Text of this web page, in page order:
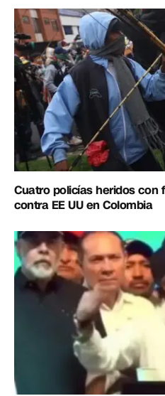
Cuatro policías heridos
contra EE UU en Colombia